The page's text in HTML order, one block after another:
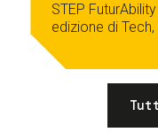
STEP
edizione di Tech,